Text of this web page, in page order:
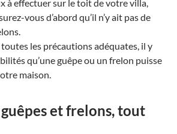
à effectuer sur le toit de votre villa,
vous d’abord qu’il n’y ait pas de
les précautions adéquates, il y
qu’une guêpe ou un frelon puisse
maison.
et frelons, tout